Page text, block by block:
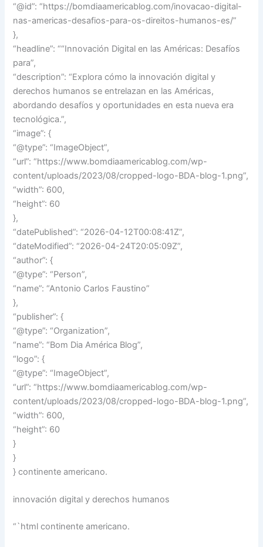
“@id”: “https://bomdiaamericablog.com/inovacao-digital-
nas-americas-desafios-para-os-direitos-humanos-es/”
},
“headline”: ““Innovación Digital en las Américas: Desafíos
para”,
“description”: “Explora cómo la innovación digital y
derechos humanos se entrelazan en las Américas,
abordando desafíos y oportunidades en esta nueva era
tecnológica.”,
“image”: {
“@type”: “ImageObject”,
“url”: “https://www.bomdiaamericablog.com/wp-
content/uploads/2023/08/cropped-logo-BDA-blog-1.png”,
“width”: 600,
“height”: 60
},
“datePublished”: “2026-04-12T00:08:41Z”,
“dateModified”: “2026-04-24T20:05:09Z”,
“author”: {
“@type”: “Person”,
“name”: “Antonio Carlos Faustino”
},
“publisher”: {
“@type”: “Organization”,
“name”: “Bom Dia América Blog”,
“logo”: {
“@type”: “ImageObject”,
“url”: “https://www.bomdiaamericablog.com/wp-
content/uploads/2023/08/cropped-logo-BDA-blog-1.png”,
“width”: 600,
“height”: 60
}
}
} continente americano.
innovación digital y derechos humanos
“`html continente americano.